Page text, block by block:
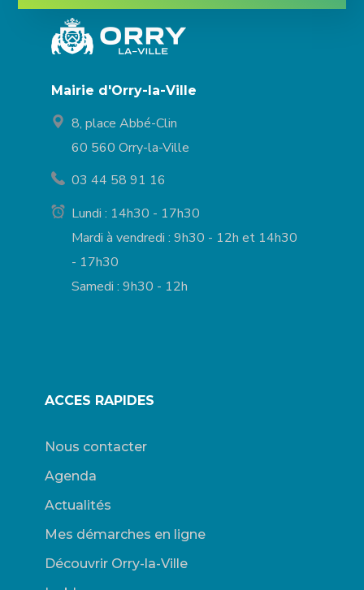
Mairie d'Orry-la-Ville
8, place Abbé-Clin
60 560 Orry-la-Ville
03 44 58 91 16
Lundi : 14h30 - 17h30
Mardi à vendredi : 9h30 - 12h et 14h30
- 17h30
Samedi : 9h30 - 12h
ACCES RAPIDES
Nous contacter
Agenda
Actualités
Mes démarches en ligne
Découvrir Orry-la-Ville